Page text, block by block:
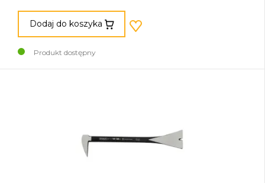
Dodaj do koszyka
Produkt dostępny